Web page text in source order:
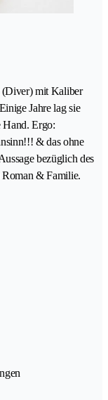
(Diver) mit Kaliber
Jahre lag sie
Hand. Ergo:
& das ohne
bezüglich des
Roman & Familie.